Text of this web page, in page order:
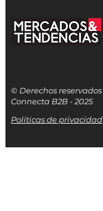
© Derechos reservados
Connecta B2B - 2025
Políticas de privacidad